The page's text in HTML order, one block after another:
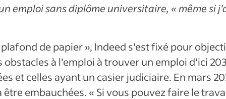
emploi sans diplôme universitaire, « même si
de papier », Indeed s'est fixé pour
à l'emploi à trouver un emploi d'ici
et celles ayant un casier judiciaire. En mars
embauchées. « Si vous pouvez faire le